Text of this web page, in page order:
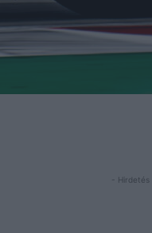
- Hirdetés -